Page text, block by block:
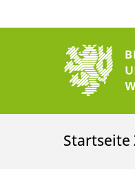
Startseite